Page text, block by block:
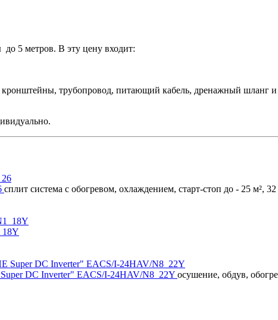
до 5 метров. В эту цену входит:
трубопровод, питающий кабель, дренажный шланг и
сплит система с обогревом, охлаждением, cтарт-стоп до - 25 м²,
DC Inverter" EACS/I-24HAV/N8_22Y осушение, обдув,